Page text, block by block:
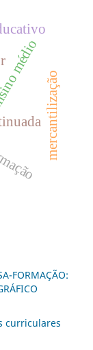
mercantilização
FORMAÇÃO:
curriculares